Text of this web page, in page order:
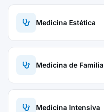
Medicina Estética
Medicina de Familia
Medicina Intensiva